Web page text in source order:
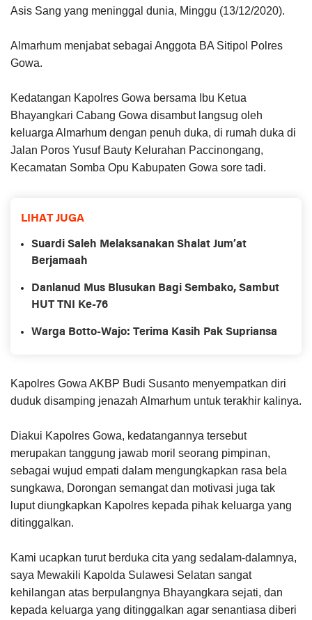
Asis Sang yang meninggal dunia, Minggu (13/12/2020).
Almarhum menjabat sebagai Anggota BA Sitipol Polres
Gowa.
Kedatangan Kapolres Gowa bersama Ibu Ketua
Bhayangkari Cabang Gowa disambut langsug oleh
keluarga Almarhum dengan penuh duka, di rumah duka di
Jalan Poros Yusuf Bauty Kelurahan Paccinongang,
Kecamatan Somba Opu Kabupaten Gowa sore tadi.
LIHAT JUGA
Suardi Saleh Melaksanakan Shalat Jum’at
Berjamaah
Danlanud Mus Blusukan Bagi Sembako, Sambut
HUT TNI Ke-76
Warga Botto-Wajo: Terima Kasih Pak Supriansa
Kapolres Gowa AKBP Budi Susanto menyempatkan diri
duduk disamping jenazah Almarhum untuk terakhir kalinya.
Diakui Kapolres Gowa, kedatangannya tersebut
merupakan tanggung jawab moril seorang pimpinan,
sebagai wujud empati dalam mengungkapkan rasa bela
sungkawa, Dorongan semangat dan motivasi juga tak
luput diungkapkan Kapolres kepada pihak keluarga yang
ditinggalkan.
Kami ucapkan turut berduka cita yang sedalam-dalamnya,
saya Mewakili Kapolda Sulawesi Selatan sangat
kehilangan atas berpulangnya Bhayangkara sejati, dan
kepada keluarga yang ditinggalkan agar senantiasa diberi